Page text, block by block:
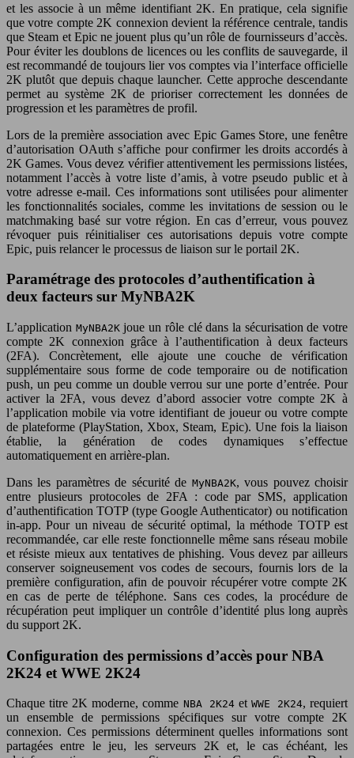
et les associe à un même identifiant 2K. En pratique, cela signifie
que votre compte 2K connexion devient la référence centrale, tandis
que Steam et Epic ne jouent plus qu’un rôle de fournisseurs d’accès.
Pour éviter les doublons de licences ou les conflits de sauvegarde, il
est recommandé de toujours lier vos comptes via l’interface officielle
2K plutôt que depuis chaque launcher. Cette approche descendante
permet au système 2K de prioriser correctement les données de
progression et les paramètres de profil.
Lors de la première association avec Epic Games Store, une fenêtre
d’autorisation OAuth s’affiche pour confirmer les droits accordés à
2K Games. Vous devez vérifier attentivement les permissions listées,
notamment l’accès à votre liste d’amis, à votre pseudo public et à
votre adresse e-mail. Ces informations sont utilisées pour alimenter
les fonctionnalités sociales, comme les invitations de session ou le
matchmaking basé sur votre région. En cas d’erreur, vous pouvez
révoquer puis réinitialiser ces autorisations depuis votre compte
Epic, puis relancer le processus de liaison sur le portail 2K.
Paramétrage des protocoles d’authentification à
deux facteurs sur MyNBA2K
L’application MyNBA2Kjoue un rôle clé dans la sécurisation de votre
compte 2K connexion grâce à l’authentification à deux facteurs
(2FA). Concrètement, elle ajoute une couche de vérification
supplémentaire sous forme de code temporaire ou de notification
push, un peu comme un double verrou sur une porte d’entrée. Pour
activer la 2FA, vous devez d’abord associer votre compte 2K à
l’application mobile via votre identifiant de joueur ou votre compte
de plateforme (PlayStation, Xbox, Steam, Epic). Une fois la liaison
établie, la génération de codes dynamiques s’effectue
automatiquement en arrière-plan.
Dans les paramètres de sécurité de MyNBA2K, vous pouvez choisir
entre plusieurs protocoles de 2FA : code par SMS, application
d’authentification TOTP (type Google Authenticator) ou notification
in-app. Pour un niveau de sécurité optimal, la méthode TOTP est
recommandée, car elle reste fonctionnelle même sans réseau mobile
et résiste mieux aux tentatives de phishing. Vous devez par ailleurs
conserver soigneusement vos codes de secours, fournis lors de la
première configuration, afin de pouvoir récupérer votre compte 2K
en cas de perte de téléphone. Sans ces codes, la procédure de
récupération peut impliquer un contrôle d’identité plus long auprès
du support 2K.
Configuration des permissions d’accès pour NBA
2K24 et WWE 2K24
Chaque titre 2K moderne, comme NBA 2K24et WWE 2K24, requiert
un ensemble de permissions spécifiques sur votre compte 2K
connexion. Ces permissions déterminent quelles informations sont
partagées entre le jeu, les serveurs 2K et, le cas échéant, les